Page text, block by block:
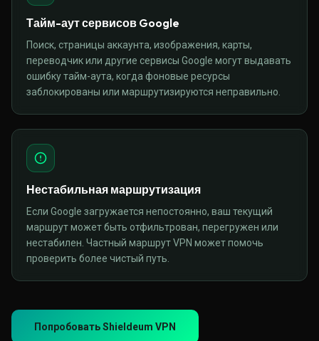
Тайм-аут сервисов Google
Поиск, страницы аккаунта, изображения, карты,
переводчик или другие сервисы Google могут выдавать
ошибку тайм-аута, когда фоновые ресурсы
заблокированы или маршрутизируются неправильно.
Нестабильная маршрутизация
Если Google загружается непостоянно, ваш текущий
маршрут может быть отфильтрован, перегружен или
нестабилен. Частный маршрут VPN может помочь
проверить более чистый путь.
Попробовать Shieldeum VPN